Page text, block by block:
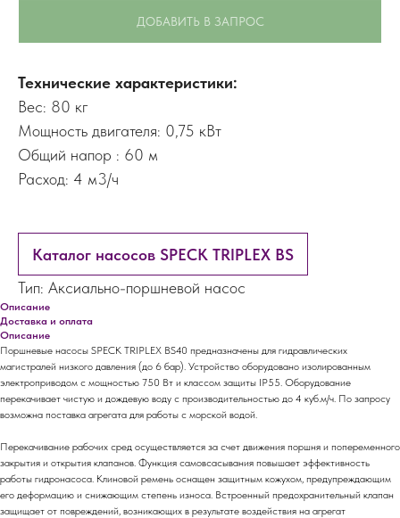
ДОБАВИТЬ В ЗАПРОС
Технические характеристики:
Вес: 80 кг
Мощность двигателя: 0,75 кВт
Общий напор : 60 м
Расход: 4 м3/ч
Каталог насосов SPECK TRIPLEX BS
Тип: Аксиально-поршневой насос
Описание
Доставка и оплата
Описание
Поршневые насосы SPECK TRIPLEX BS40 предназначены для гидравлических
магистралей низкого давления (до 6 бар). Устройство оборудовано изолированным
электроприводом с мощностью 750 Вт и классом защиты IP55. Оборудование
перекачивает чистую и дождевую воду с производительностью до 4 куб.м/ч. По запросу
возможна поставка агрегата для работы с морской водой.
Перекачивание рабочих сред осуществляется за счет движения поршня и попеременного
закрытия и открытия клапанов. Функция самовсасывания повышает эффективность
работы гидронасоса. Клиновой ремень оснащен защитным кожухом, предупреждающим
его деформацию и снижающим степень износа. Встроенный предохранительный клапан
защищает от повреждений, возникающих в результате воздействия на агрегат